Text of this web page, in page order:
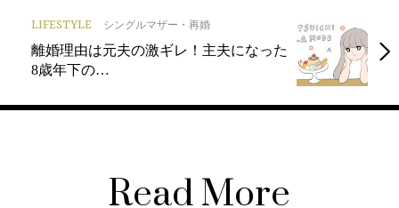
LIFESTYLE シングルマザー・再婚
離婚理由は元夫の激ギレ！主夫になった
8歳年下の…
Read More